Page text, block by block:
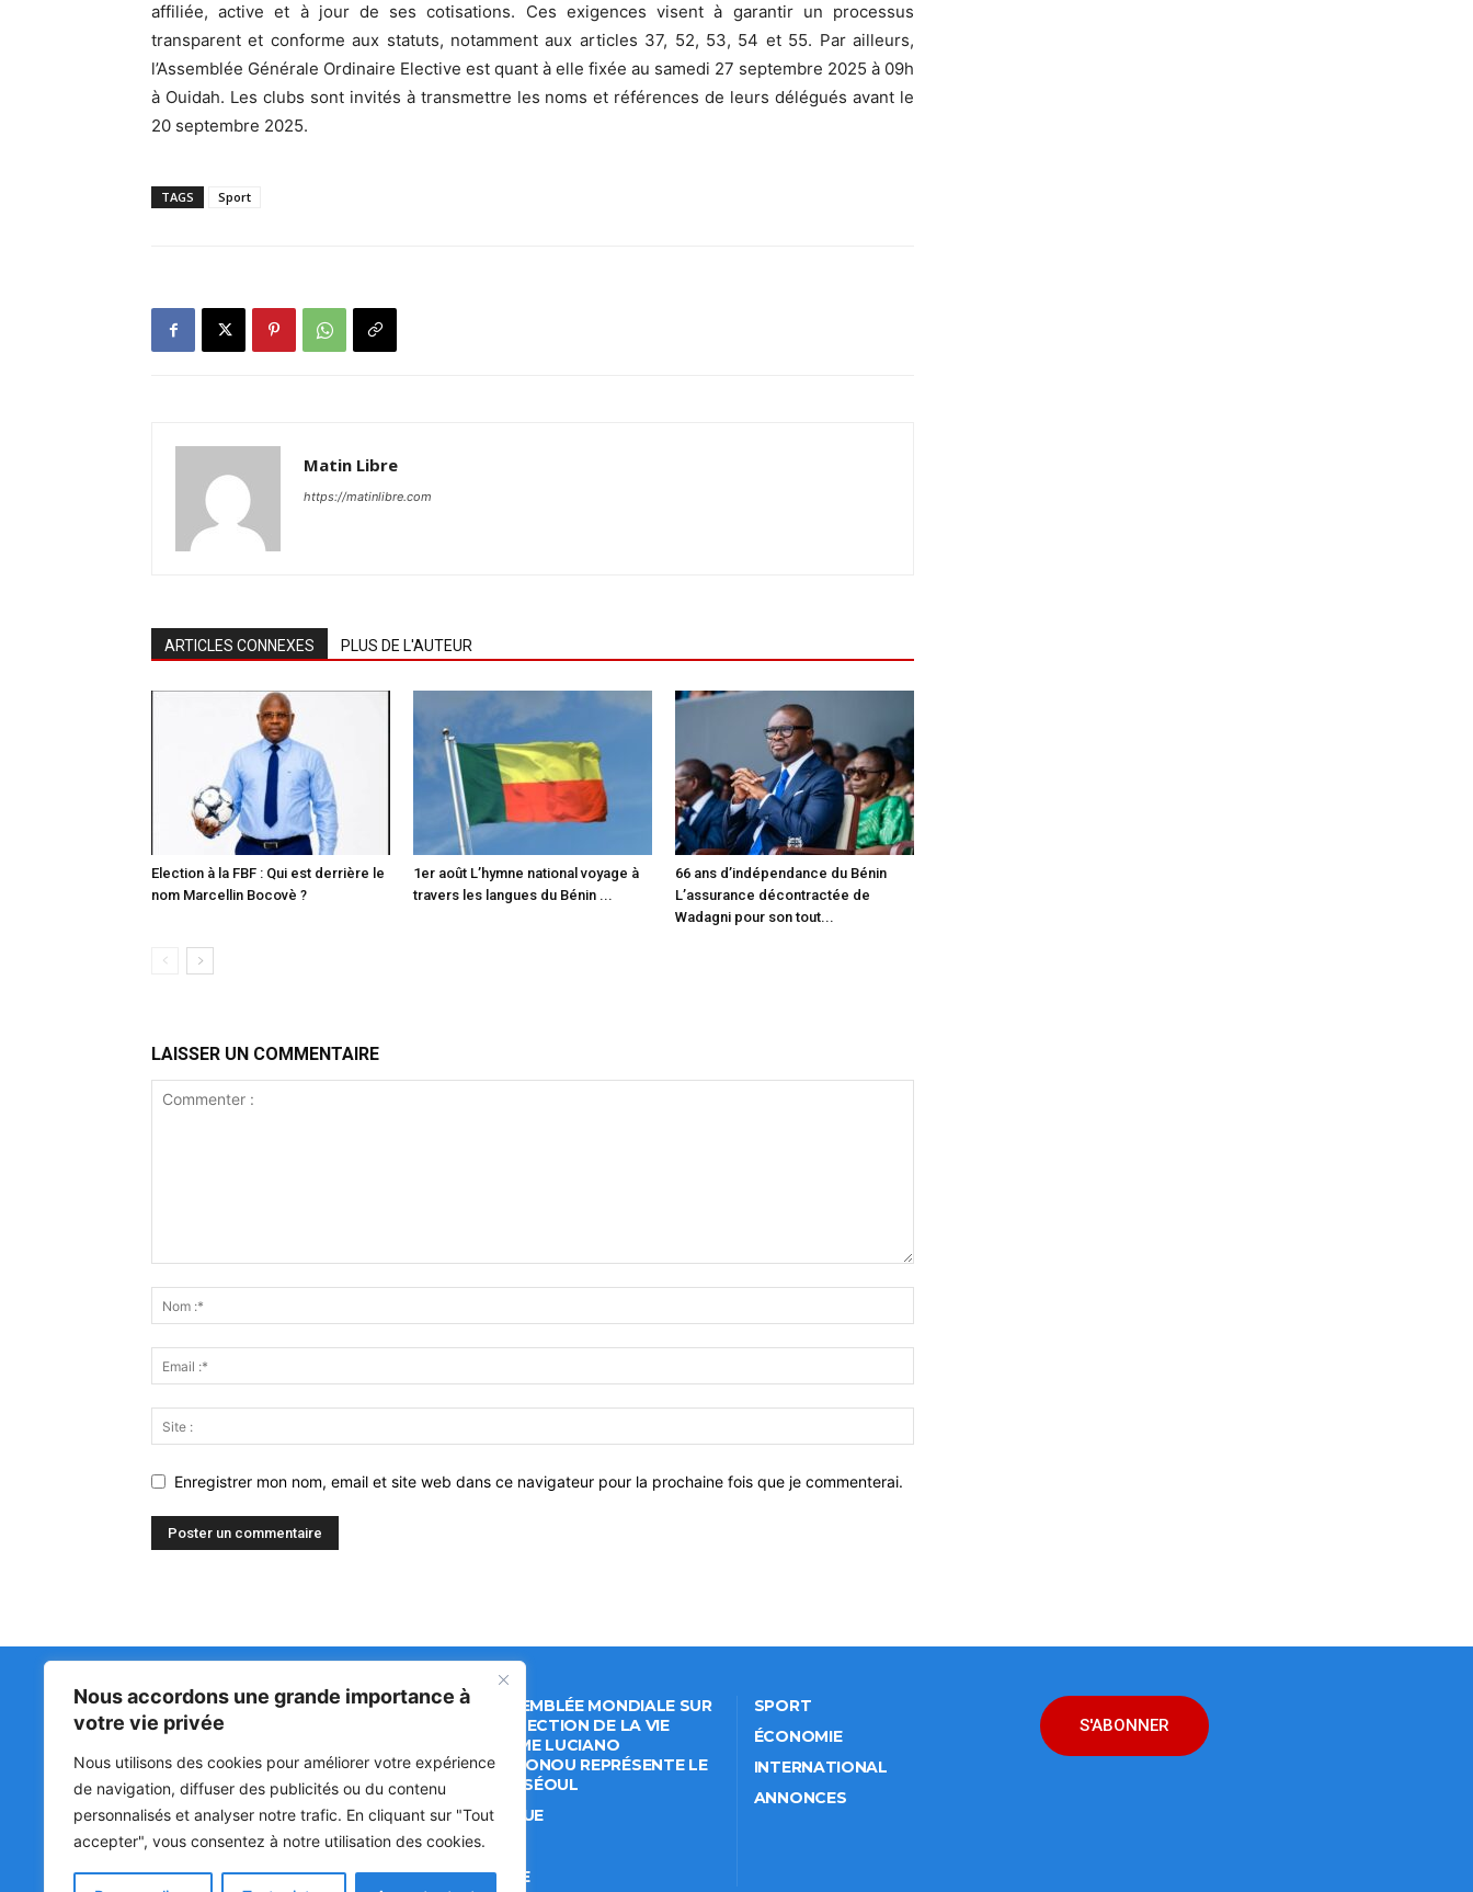
Nous accordons une grande importance à
votre vie privée
Nous utilisons des cookies pour améliorer votre expérience
de navigation, diffuser des publicités ou du contenu
personnalisés et analyser notre trafic. En cliquant sur "Tout
accepter", vous consentez à notre utilisation des cookies.
affiliée, active et à jour de ses cotisations. Ces exigences visent à garantir un processus
transparent et conforme aux statuts, notamment aux articles 37, 52, 53, 54 et 55. Par ailleurs,
l’Assemblée Générale Ordinaire Elective est quant à elle fixée au samedi 27 septembre 2025 à 09h
à Ouidah. Les clubs sont invités à transmettre les noms et références de leurs délégués avant le
20 septembre 2025.
TAGS Sport
Matin Libre
https://matinlibre.com
ARTICLES CONNEXES PLUS DE L'AUTEUR
Election à la FBF : Qui est derrière le
nom Marcellin Bocovè ?
1er août L’hymne national voyage à
travers les langues du Bénin ...
66 ans d’indépendance du Bénin
L’assurance décontractée de
Wadagni pour son tout...
LAISSER UN COMMENTAIRE
Enregistrer mon nom, email et site web dans ce navigateur pour la prochaine fois que je commenterai.
Matin Libre
Premiers sur l'info !
47ᵉ ASSEMBLÉE MONDIALE SUR
LA PROTECTION DE LA VIE
PRIVÉE: ME LUCIANO
HOUNKPONOU REPRÉSENTE LE
BÉNIN À SÉOUL
POLITIQUE
SOCIÉTÉ
CULTURE
SPORT
ÉCONOMIE
INTERNATIONAL
ANNONCES
S'ABONNER